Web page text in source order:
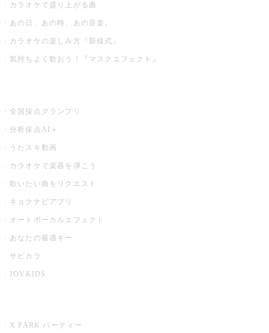
カラオケで盛り上がる曲
あの日、あの時、あの音楽。
カラオケの楽しみ方『新様式』
気持ちよく歌おう！『マスクエフェクト』
全国採点グランプリ
分析採点AI＋
うたスキ動画
カラオケで楽器を弾こう
歌いたい曲をリクエスト
キョクナビアプリ
オートボーカルエフェクト
あなたの最適キー
サビカラ
JOYKIDS
X PARK パーティー